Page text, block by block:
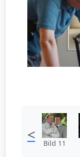
< Bild 11